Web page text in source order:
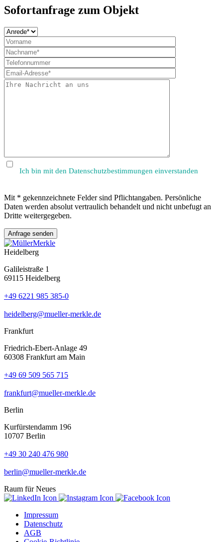
Sofortanfrage zum Objekt
Bitte
Ich bin mit den Datenschutzbestimmungen einverstanden
Mit * gekennzeichnete Felder sind Pflichtangaben. Persönliche
Daten werden absolut vertraulich behandelt und nicht unbefugt an
Dritte weitergegeben.
Heidelberg
Galileistraße 1
69115 Heidelberg
+49 6221 985 385-0
heidelberg@mueller-merkle.de
Frankfurt
Friedrich-Ebert-Anlage 49
60308 Frankfurt am Main
+49 69 509 565 715
frankfurt@mueller-merkle.de
Berlin
Kurfürstendamm 196
10707 Berlin
+49 30 240 476 980
berlin@mueller-merkle.de
Raum für Neues
Impressum
Datenschutz
AGB